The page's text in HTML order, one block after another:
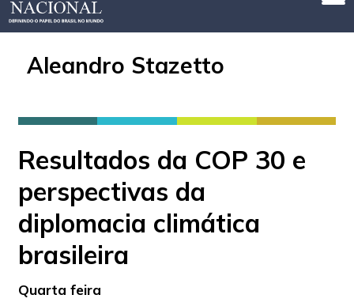
Aleandro Stazetto
Resultados da COP 30 e
perspectivas da
diplomacia climática
brasileira
Quarta feira